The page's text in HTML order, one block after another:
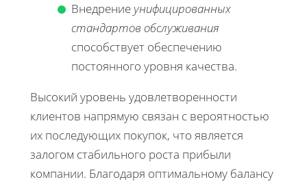
Внедрение унифицированных
стандартов обслуживания
способствует обеспечению
постоянного уровня качества.
Высокий уровень удовлетворенности
клиентов напрямую связан с вероятностью
их последующих покупок, что является
залогом стабильного роста прибыли
компании. Благодаря оптимальному балансу